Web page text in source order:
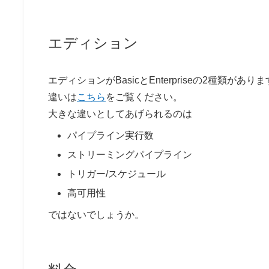
エディション
エディションがBasicとEnterpriseの2種類がありま
違いはこちら をご覧ください。
大きな違いとしてあげられるのは
パイプライン実行数
ストリーミングパイプライン
トリガー/スケジュール
高可用性
ではないでしょうか。